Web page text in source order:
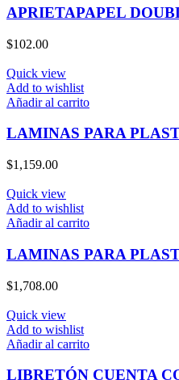
APRIETAPAPEL
$102.00
Quick view
Add to wishlist
Añadir al carrito
LAMINAS PARA
$1,159.00
Quick view
Add to wishlist
Añadir al carrito
LAMINAS PARA
$1,708.00
Quick view
Add to wishlist
Añadir al carrito
LIBRETÓN CUENTA